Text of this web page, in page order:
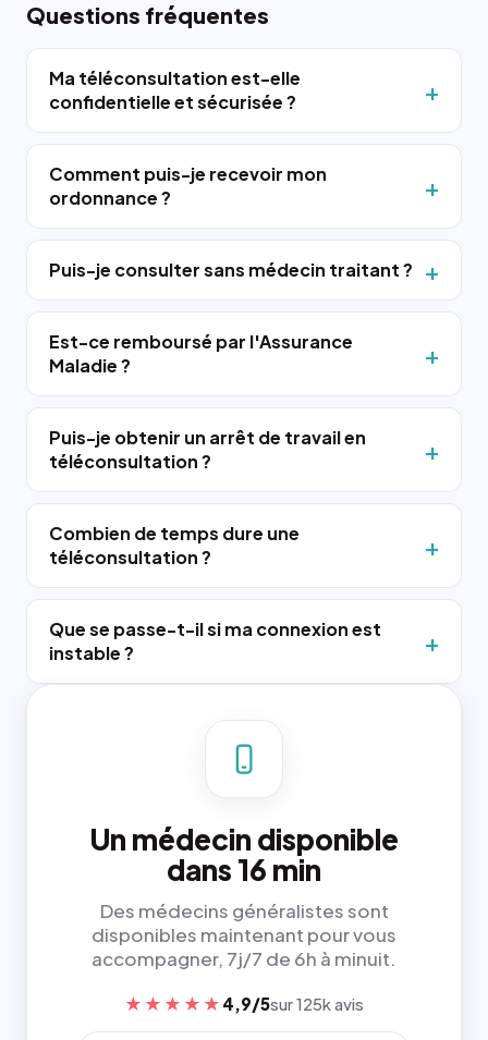
Questions fréquentes
Ma téléconsultation est-elle
confidentielle et sécurisée ?
Comment puis-je recevoir mon
ordonnance ?
Puis-je consulter sans médecin traitant ?
Est-ce remboursé par l'Assurance
Maladie ?
Puis-je obtenir un arrêt de travail en
téléconsultation ?
Combien de temps dure une
téléconsultation ?
Que se passe-t-il si ma connexion est
instable ?
Un médecin disponible
dans 16 min
Des médecins généralistes sont
disponibles maintenant pour vous
accompagner, 7j/7 de 6h à minuit.
★★★★★ 4,9/5sur 125k avis